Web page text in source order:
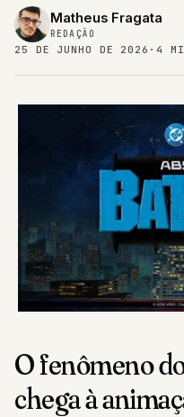
Matheus Fragata
REDAÇÃO
25 DE JUNHO DE 2026 · 4
O fenômeno
chega à